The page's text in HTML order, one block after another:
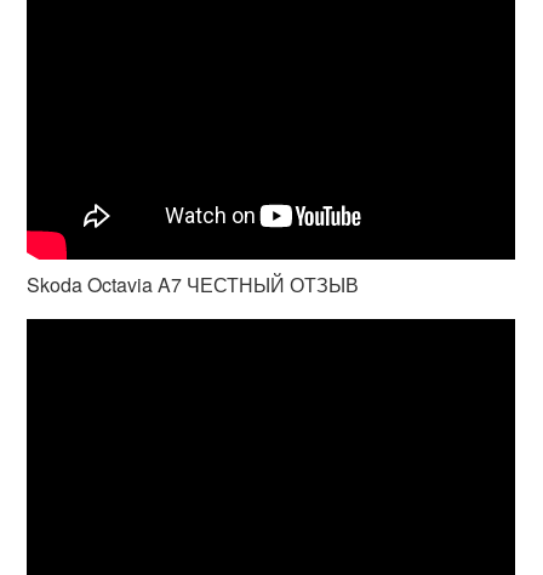
Skoda Octavia A7 ЧЕСТНЫЙ ОТЗЫВ